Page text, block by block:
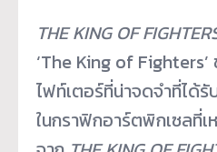
THE KING OF
‘The King of Fighters’
ไฟท์เตอร์ที่น่าจดจำที่ได้รั
ในกราฟิกอาร์ตพิกเซลที่เ